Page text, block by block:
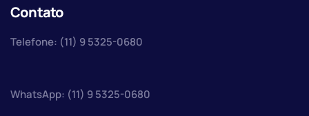
Contato
Telefone: (11) 9 5325-0680
WhatsApp: (11) 9 5325-0680